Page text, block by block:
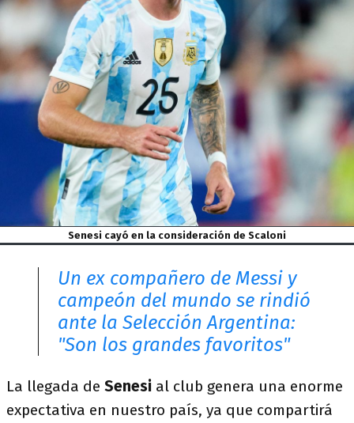
Senesi cayó en la consideración de Scaloni
Un ex compañero de Messi y
campeón del mundo se rindió
ante la Selección Argentina:
"Son los grandes favoritos"
La llegada de Senesi al club genera una enorme
expectativa en nuestro país, ya que compartirá